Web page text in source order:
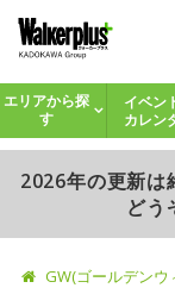
エリアから探
す
イベン
カレン
2026年の更新は
どう
GW(ゴールデンウ